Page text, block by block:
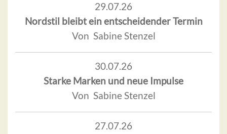
29.07.26
Nordstil bleibt ein entscheidender Termin
Von Sabine Stenzel
30.07.26
Starke Marken und neue Impulse
Von Sabine Stenzel
27.07.26